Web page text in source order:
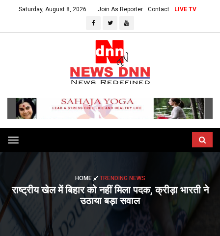
Saturday, August 8, 2026 Join As Reporter Contact LIVE TV
Toggle
navigation
HOME TRENDING NEWS
राष्ट्रीय खेल में बिहार को नहीं मिला पदक, क्रीड़ा भारती ने
उठाया बड़ा सवाल